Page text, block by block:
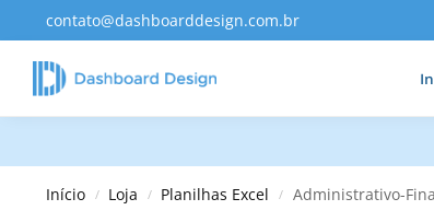
contato@dashboarddesign.com.br
Adicionados Recentemente
Início / Loja / Planilhas Excel / Administrativo-